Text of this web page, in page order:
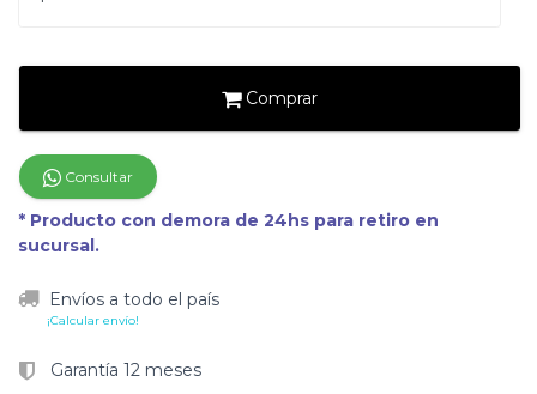
Comprar
Consultar
* Producto con demora de 24hs para retiro en
sucursal.
Envíos a todo el país
¡Calcular envío!
Garantía 12 meses